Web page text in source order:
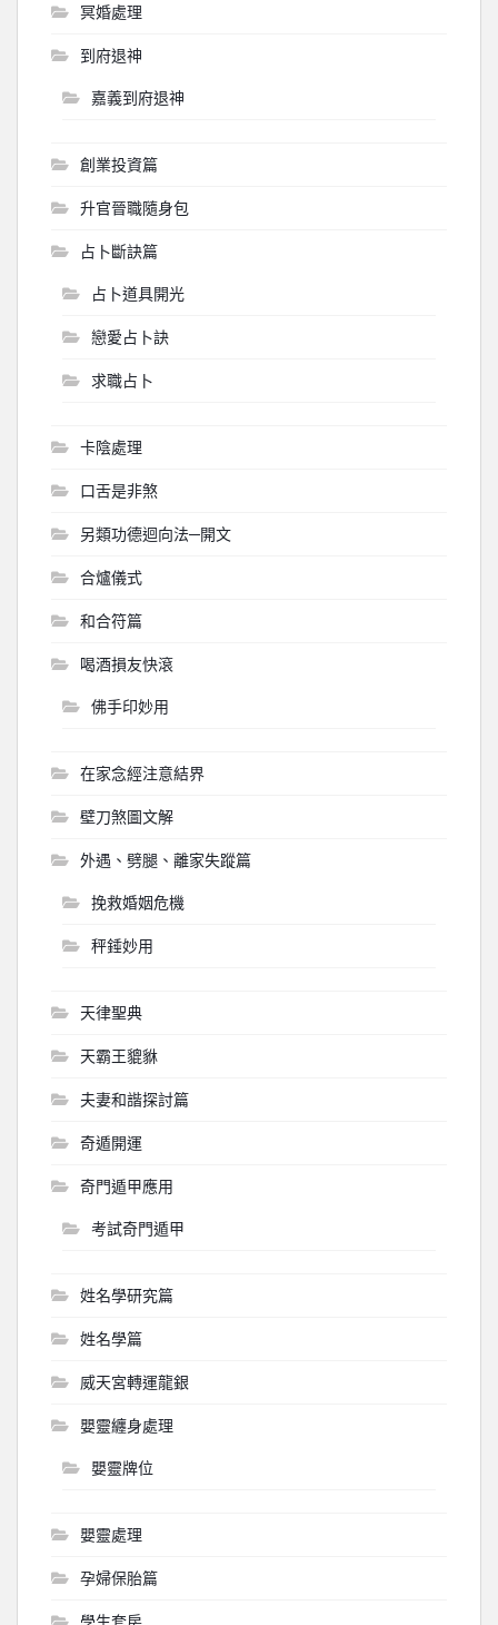
冥婚處理
到府退神
嘉義到府退神
創業投資篇
升官晉職隨身包
占卜斷訣篇
占卜道具開光
戀愛占卜訣
求職占卜
卡陰處理
口舌是非煞
另類功德迴向法─開文
合爐儀式
和合符篇
喝酒損友快滾
佛手印妙用
在家念經注意結界
壁刀煞圖文解
外遇、劈腿、離家失蹤篇
挽救婚姻危機
秤錘妙用
天律聖典
天霸王貔貅
夫妻和諧探討篇
奇遁開運
奇門遁甲應用
考試奇門遁甲
姓名學研究篇
姓名學篇
威天宮轉運龍銀
嬰靈纏身處理
嬰靈牌位
嬰靈處理
孕婦保胎篇
學生套房